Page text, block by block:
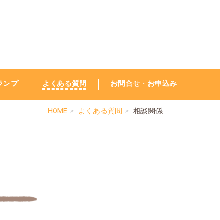
ンプ よくある質問 お問合せ・お申込み
HOME よくある質問 相談関係